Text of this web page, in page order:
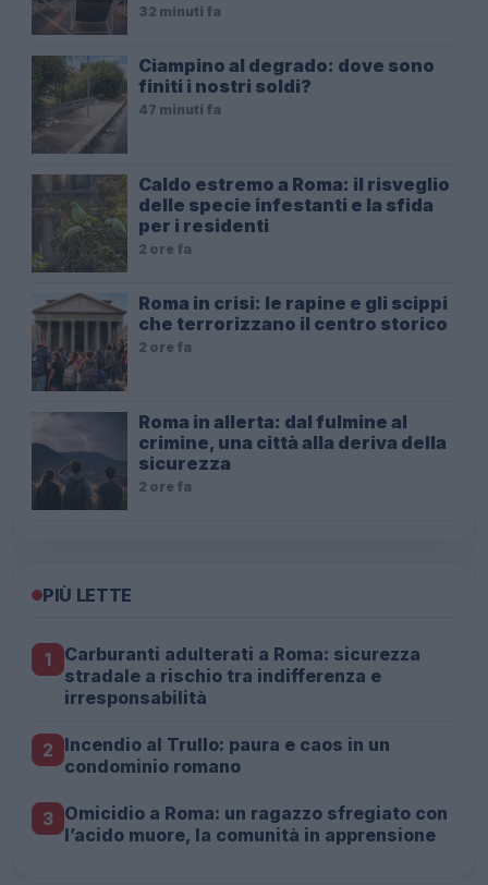
32 minuti fa
Ciampino al degrado: dove sono
finiti i nostri soldi?
47 minuti fa
Caldo estremo a Roma: il risveglio
delle specie infestanti e la sfida
per i residenti
2 ore fa
Roma in crisi: le rapine e gli scippi
che terrorizzano il centro storico
2 ore fa
Roma in allerta: dal fulmine al
crimine, una città alla deriva della
sicurezza
2 ore fa
PIÙ LETTE
1
Carburanti adulterati a Roma: sicurezza
stradale a rischio tra indifferenza e
irresponsabilità
2 Incendio al Trullo: paura e caos in un
condominio romano
3 Omicidio a Roma: un ragazzo sfregiato con
l’acido muore, la comunità in apprensione